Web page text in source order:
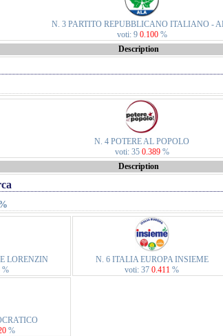
N. 3 PARTITO REPUBBLICANO ITALIANO -
voti: 9 0.100 %
Description
N. 4 POTERE AL POPOLO
voti: 35 0.389 %
Description
LORENZIN
%
N. 6 ITALIA EUROPA INSIEME
voti: 37 0.411 %
%